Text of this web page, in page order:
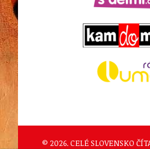
© 2026. CELÉ SLOVENSKO